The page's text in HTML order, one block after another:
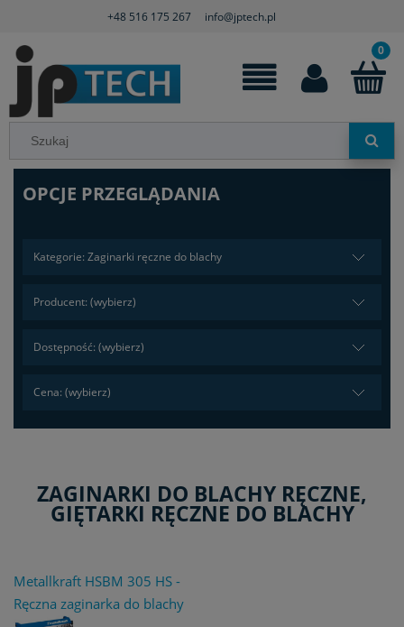
+48 516 175 267 info@jptech.pl
OPCJE PRZEGLĄDANIA
Kategorie: Zaginarki ręczne do blachy
Producent: (wybierz)
Dostępność: (wybierz)
Cena: (wybierz)
ZAGINARKI DO BLACHY RĘCZNE,
GIĘTARKI RĘCZNE DO BLACHY
Metallkraft HSBM 305 HS -
Ręczna zaginarka do blachy